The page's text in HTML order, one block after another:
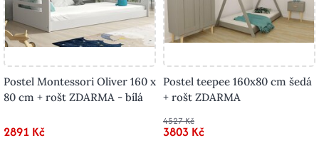
Postel Montessori Oliver 160 x
80 cm + rošt ZDARMA - bílá
2891 Kč
Postel teepee 160x80 cm šedá
+ rošt ZDARMA
4527 Kč
3803 Kč